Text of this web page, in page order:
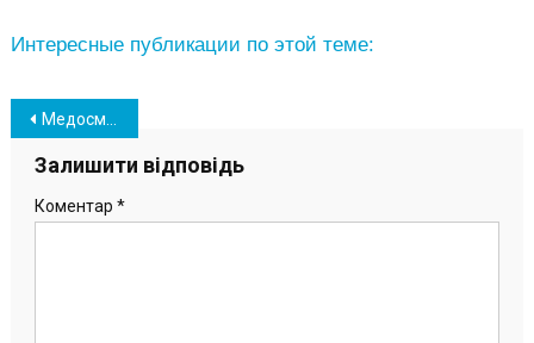
Интересные публикации по этой теме:
Навігація
записів
Медосмотр работников на ОПЗ продлится до 23 марта
Залишити відповідь
Коментар *